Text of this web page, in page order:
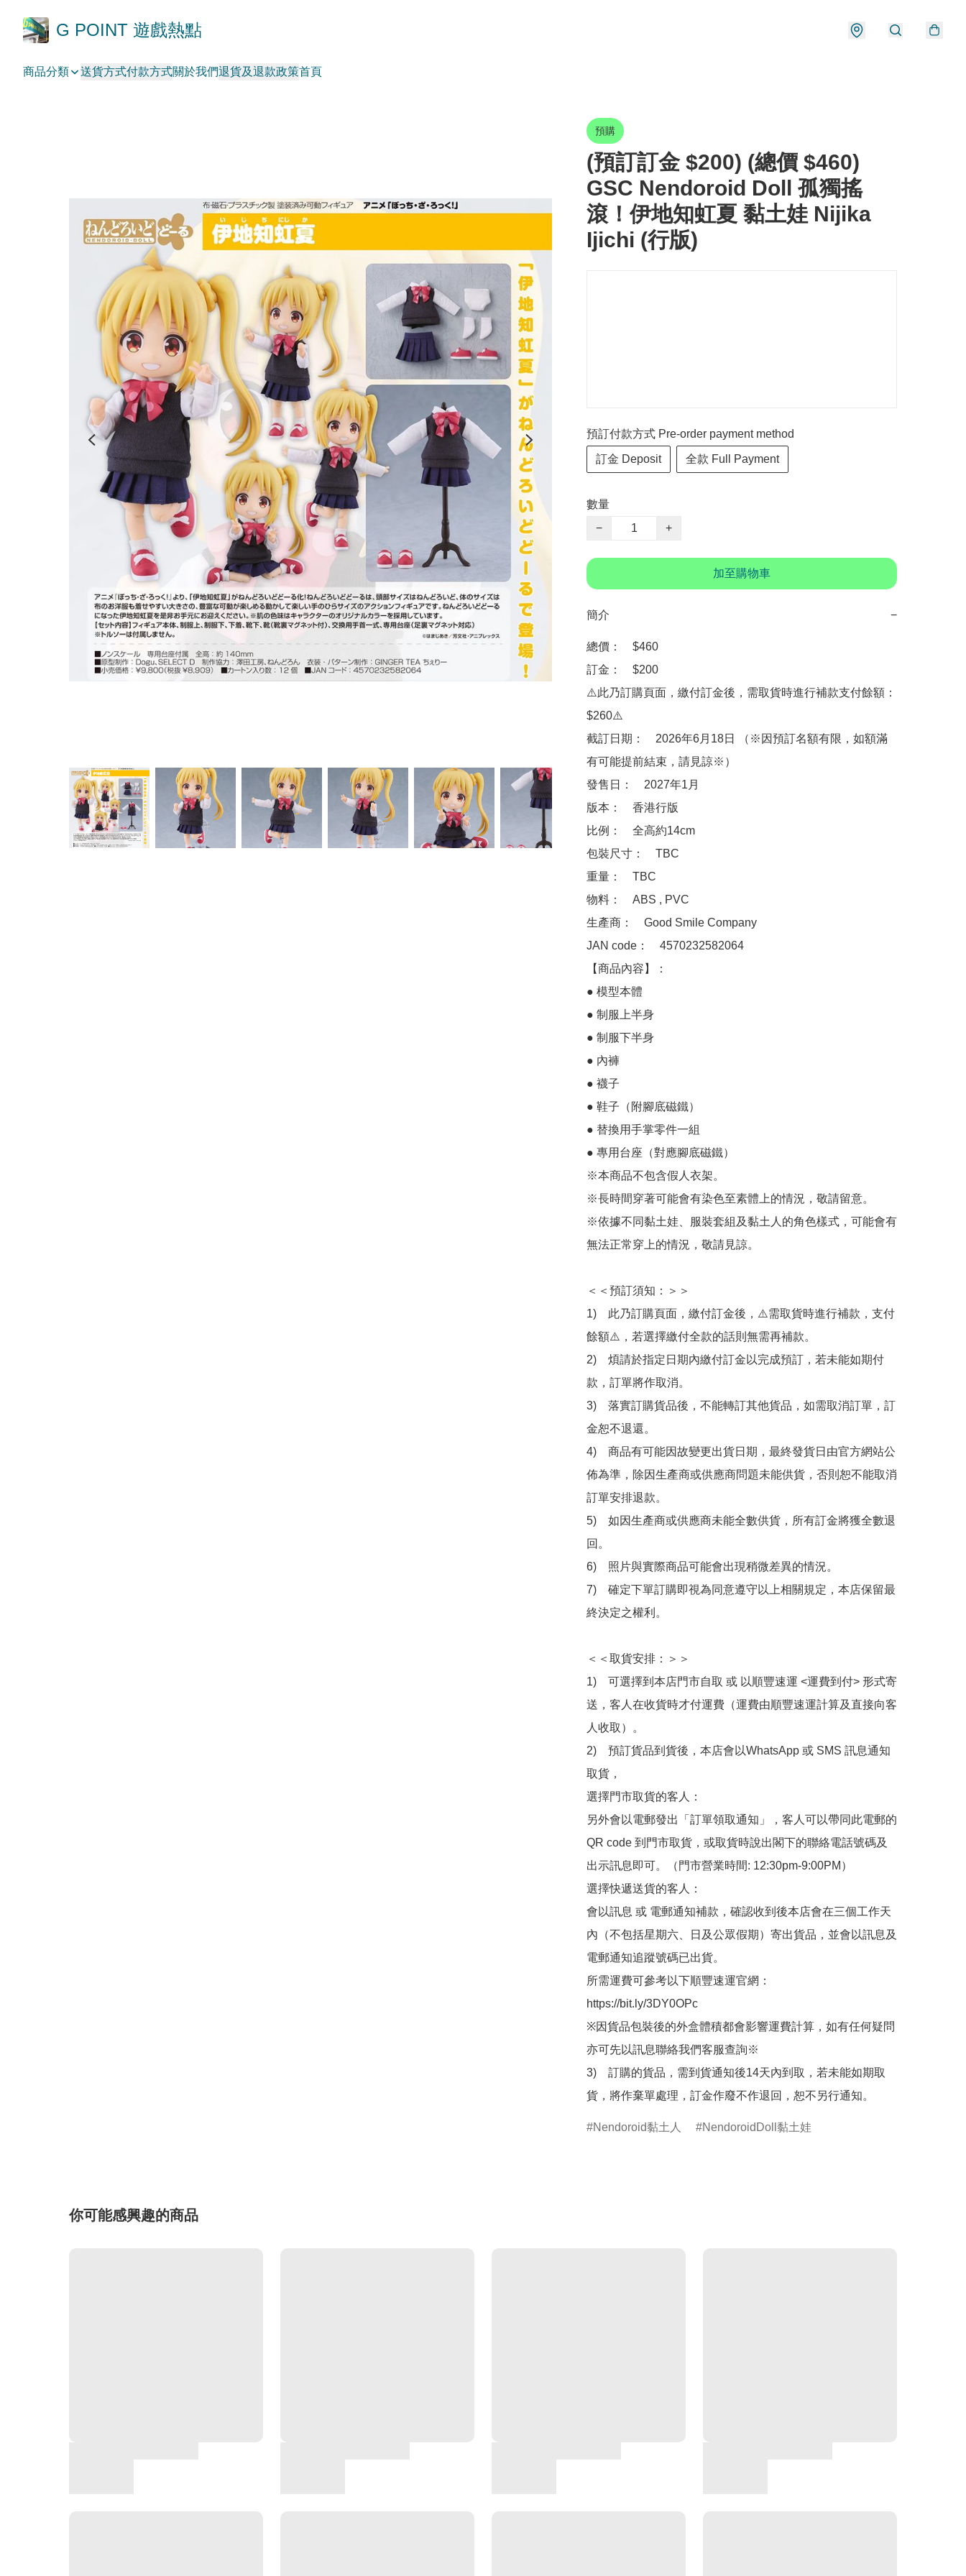
G POINT 遊戲熱點
商品分類 送貨方式付款方式關於我們退貨及退款政策首頁
預購
(預訂訂金 $200) (總價 $460)
GSC Nendoroid Doll 孤獨搖
滾！伊地知虹夏 黏土娃 Nijika
Ijichi (行版)
預訂付款方式 Pre-order payment method
訂金 Deposit 全款 Full Payment
數量
−
+
加至購物車
簡介 −
總價：　$460
訂金：　$200
⚠️此乃訂購頁面，繳付訂金後，需取貨時進行補款支付餘額：
$260⚠️
截訂日期：　2026年6月18日 （※因預訂名額有限，如額滿
有可能提前結束，請見諒※）
發售日：　2027年1月
版本：　香港行版
比例：　全高約14cm
包裝尺寸：　TBC
重量：　TBC
物料：　ABS , PVC
生產商：　Good Smile Company
JAN code：　4570232582064
【商品內容】：
● 模型本體
● 制服上半身
● 制服下半身
● 內褲
● 襪子
● 鞋子（附腳底磁鐵）
● 替換用手掌零件一組
● 專用台座（對應腳底磁鐵）
※本商品不包含假人衣架。
※長時間穿著可能會有染色至素體上的情況，敬請留意。
※依據不同黏土娃、服裝套組及黏土人的角色樣式，可能會有
無法正常穿上的情況，敬請見諒。
＜＜預訂須知：＞＞
1)　此乃訂購頁面，繳付訂金後，⚠️需取貨時進行補款，支付
餘額⚠️，若選擇繳付全款的話則無需再補款。
2)　煩請於指定日期內繳付訂金以完成預訂，若未能如期付
款，訂單將作取消。
3)　落實訂購貨品後，不能轉訂其他貨品，如需取消訂單，訂
金恕不退還。
4)　商品有可能因故變更出貨日期，最終發貨日由官方網站公
佈為準，除因生產商或供應商問題未能供貨，否則恕不能取消
訂單安排退款。
5)　如因生產商或供應商未能全數供貨，所有訂金將獲全數退
回。
6)　照片與實際商品可能會出現稍微差異的情況。
7)　確定下單訂購即視為同意遵守以上相關規定，本店保留最
終決定之權利。
＜＜取貨安排：＞＞
1)　可選擇到本店門市自取 或 以順豐速運 <運費到付> 形式寄
送，客人在收貨時才付運費（運費由順豐速運計算及直接向客
人收取）。
2)　預訂貨品到貨後，本店會以WhatsApp 或 SMS 訊息通知
取貨，
選擇門市取貨的客人：
另外會以電郵發出「訂單領取通知」，客人可以帶同此電郵的
QR code 到門市取貨，或取貨時說出閣下的聯絡電話號碼及
出示訊息即可。（門市營業時間: 12:30pm-9:00PM）
選擇快遞送貨的客人：
會以訊息 或 電郵通知補款，確認收到後本店會在三個工作天
內（不包括星期六、日及公眾假期）寄出貨品，並會以訊息及
電郵通知追蹤號碼已出貨。
所需運費可參考以下順豐速運官網：
https://bit.ly/3DY0OPc
※因貨品包裝後的外盒體積都會影響運費計算，如有任何疑問
亦可先以訊息聯絡我們客服查詢※
3)　訂購的貨品，需到貨通知後14天內到取，若未能如期取
貨，將作棄單處理，訂金作廢不作退回，恕不另行通知。
Nendoroid黏土人 NendoroidDoll黏土娃
你可能感興趣的商品